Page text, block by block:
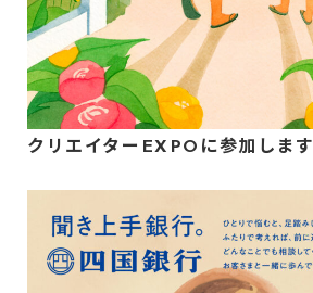
クリエイターEXPOに参加します